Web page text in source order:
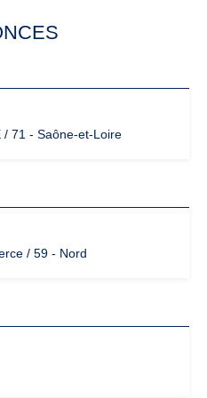
/ 71 - Saône-et-Loire
/ 59 - Nord